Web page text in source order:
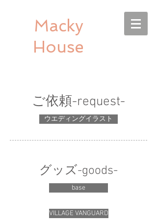
Macky
House
​ご依頼-request-
グッズ-goods-
base
VILLAGE VANGUARD
ウエディングイラスト